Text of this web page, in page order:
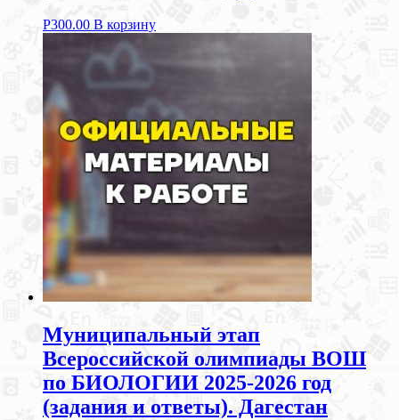
Р300.00 В корзину
Муниципальный этап
Всероссийской олимпиады ВОШ
по БИОЛОГИИ 2025-2026 год
(задания и ответы). Дагестан